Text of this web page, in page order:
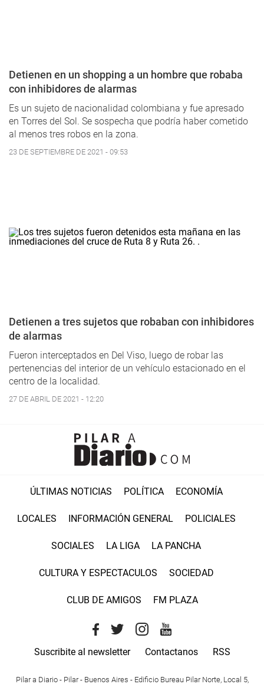
Detienen en un shopping a un hombre que robaba
con inhibidores de alarmas
Es un sujeto de nacionalidad colombiana y fue apresado
en Torres del Sol. Se sospecha que podría haber cometido
al menos tres robos en la zona.
23 DE SEPTIEMBRE DE 2021 - 09:53
Detienen a tres sujetos que robaban con inhibidores
de alarmas
Fueron interceptados en Del Viso, luego de robar las
pertenencias del interior de un vehículo estacionado en el
centro de la localidad.
27 DE ABRIL DE 2021 - 12:20
ÚLTIMAS NOTICIAS POLÍTICA ECONOMÍA
LOCALES INFORMACIÓN GENERAL POLICIALES
SOCIALES LA LIGA LA PANCHA
CULTURA Y ESPECTACULOS SOCIEDAD
CLUB DE AMIGOS FM PLAZA
Suscribite al newsletter Contactanos RSS
Pilar a Diario - Pilar - Buenos Aires - Edificio Bureau Pilar Norte, Local 5,